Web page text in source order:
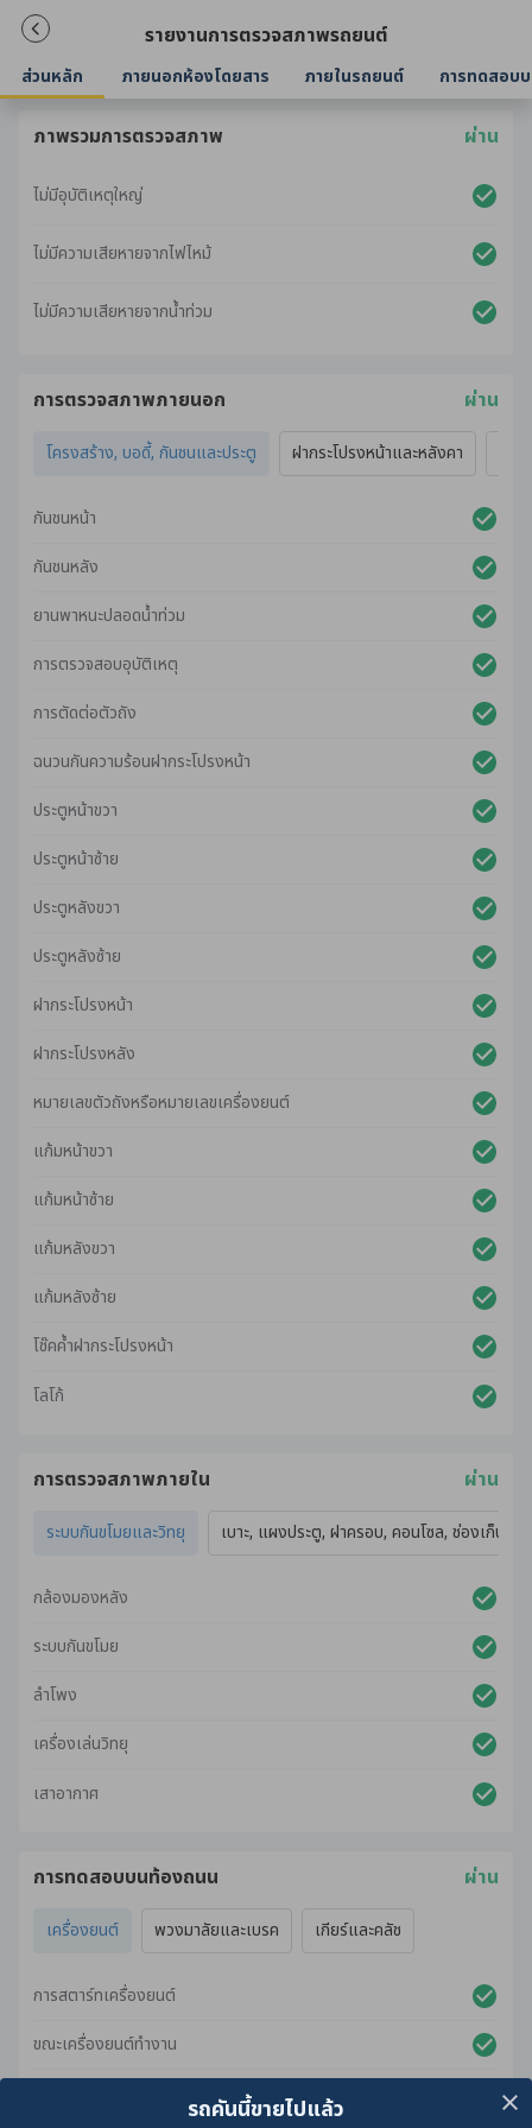
รายงานการตรวจสภาพรถยนต์
ส่วนหลัก ภายนอกห้องโดยสาร ภายในรถยนต์ การทดสอบ
ภาพรวมการตรวจสภาพ ผ่าน
ไม่มีอุบัติเหตุใหญ่
ไม่มีความเสียหายจากไฟไหม้
ไม่มีความเสียหายจากน้ำท่วม
การตรวจสภาพภายนอก ผ่าน
โครงสร้าง, บอดี้, กันชนและประตู ฝากระโปรงหน้าและหลังคา
กันชนหน้า
กันชนหลัง
ยานพาหนะปลอดน้ําท่วม
การตรวจสอบอุบัติเหตุ
การตัดต่อตัวถัง
ฉนวนกันความร้อนฝากระโปรงหน้า
ประตูหน้าขวา
ประตูหน้าซ้าย
ประตูหลังขวา
ประตูหลังซ้าย
ฝากระโปรงหน้า
ฝากระโปรงหลัง
หมายเลขตัวถังหรือหมายเลขเครื่องยนต์
แก้มหน้าขวา
แก้มหน้าซ้าย
แก้มหลังขวา
แก้มหลังซ้าย
โช๊คค้ำฝากระโปรงหน้า
โลโก้
การตรวจสภาพภายใน ผ่าน
ระบบกันขโมยและวิทยุ เบาะ, แผงประตู, ฝาครอบ, คอนโซล, ช่องเก็บข
กล้องมองหลัง
ระบบกันขโมย
ลำโพง
เครื่องเล่นวิทยุ
เสาอากาศ
การทดสอบบนท้องถนน ผ่าน
เครื่องยนต์ พวงมาลัยและเบรค เกียร์และคลัช
การสตาร์ทเครื่องยนต์
ขณะเครื่องยนต์ทำงาน
รถคันนี้ขายไปแล้ว